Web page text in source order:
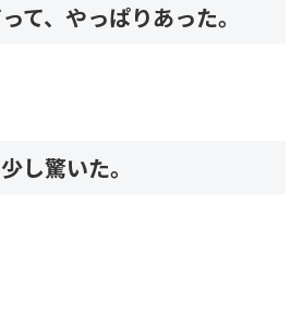
て、やっぱりあった。
し驚いた。